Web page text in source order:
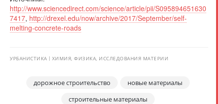
http://www.sciencedirect.com/science/article/pii/S095894651630
7417, http://drexel.edu/now/archive/2017/September/self-
melting-concrete-roads
УРБАНИСТИКА ХИМИЯ, ФИЗИКА, ИССЛЕДОВАНИЯ МАТЕРИИ
дорожное строительство
новые материалы
строительные материалы